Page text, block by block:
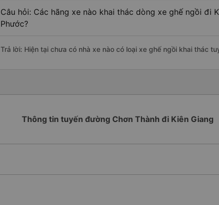
Câu hỏi: Các hãng xe nào khai thác dòng xe ghế ngồi đi
Phước?
Trả lời: Hiện tại chưa có nhà xe nào có loại xe ghế ngồi khai thác
Thông tin tuyến đường Chơn Thành đi Kiên Giang